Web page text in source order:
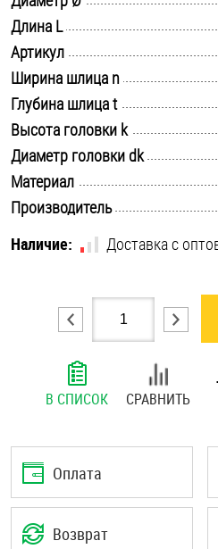
Такелаж
Хомуты
Шайбы
Шпильки
Шплинты
Штифты и пальцы
Длина L
Артикул
Ширина шлица n
Глубина шлица t
Высота головки k
Диаметр головки dk
Материал
Производитель
Наличие:
Доставка с
В СПИСОК СРАВНИТЬ
Оплата
Возврат